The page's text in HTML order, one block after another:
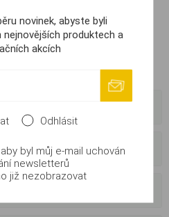
novinek, abyste byli
produktech a
akcích
Odhlásit
byl můj e-mail uchován
newsletterů
již nezobrazovat